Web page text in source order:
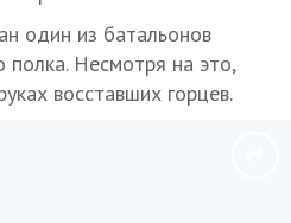
один из батальонов
полка. Несмотря на это,
восставших горцев.